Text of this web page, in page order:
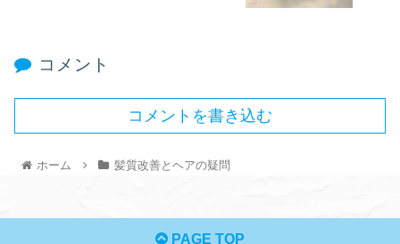
コメント
コメントを書き込む
ホーム 髪質改善とヘアの疑問
PAGE TOP